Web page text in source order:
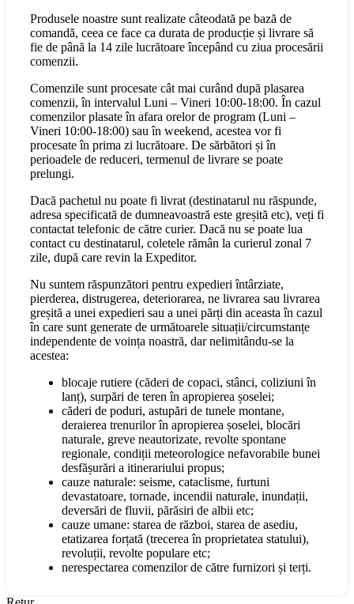
Produsele noastre sunt realizate câteodată pe bază de
comandă, ceea ce face ca durata de producție și livrare să
fie de până la 14 zile lucrătoare începând cu ziua procesării
comenzii.
Comenzile sunt procesate cât mai curând după plasarea
comenzii, în intervalul Luni – Vineri 10:00-18:00. În cazul
comenzilor plasate în afara orelor de program (Luni –
Vineri 10:00-18:00) sau în weekend, acestea vor fi
procesate în prima zi lucrătoare. De sărbători și în
perioadele de reduceri, termenul de livrare se poate
prelungi.
Dacă pachetul nu poate fi livrat (destinatarul nu răspunde,
adresa specificată de dumneavoastră este greșită etc), veți fi
contactat telefonic de către curier. Dacă nu se poate lua
contact cu destinatarul, coletele rămân la curierul zonal 7
zile, după care revin la Expeditor.
Nu suntem răspunzători pentru expedieri întârziate,
pierderea, distrugerea, deteriorarea, ne livrarea sau livrarea
greșită a unei expedieri sau a unei părți din aceasta în cazul
în care sunt generate de următoarele situații/circumstanțe
independente de voința noastră, dar nelimitându-se la
acestea:
blocaje rutiere (căderi de copaci, stânci, coliziuni în
lanț), surpări de teren în apropierea șoselei;
căderi de poduri, astupări de tunele montane,
deraierea trenurilor în apropierea șoselei, blocări
naturale, greve neautorizate, revolte spontane
regionale, condiții meteorologice nefavorabile bunei
desfășurări a itinerariului propus;
cauze naturale: seisme, cataclisme, furtuni
devastatoare, tornade, incendii naturale, inundații,
deversări de fluvii, părăsiri de albii etc;
cauze umane: starea de război, starea de asediu,
etatizarea forțată (trecerea în proprietatea statului),
revoluții, revolte populare etc;
nerespectarea comenzilor de către furnizori și terți.